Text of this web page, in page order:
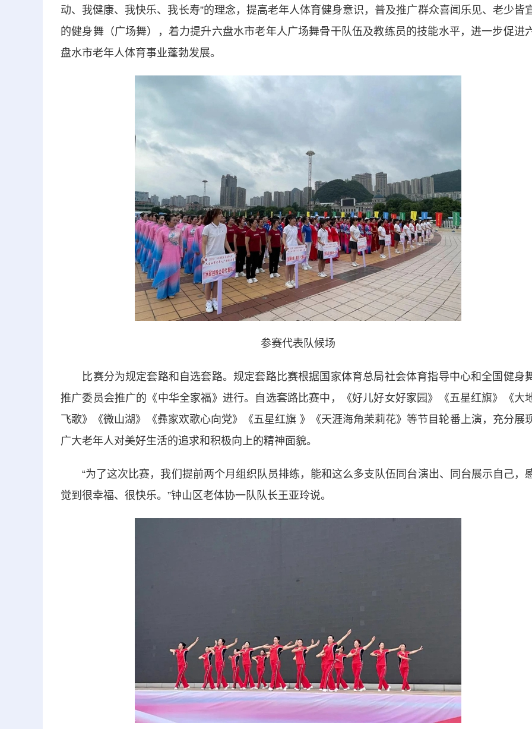
动、我健康、我快乐、我长寿”的理念，提高老年人体育健身意识，普及推广群众喜闻乐见、老少皆
的健身舞（广场舞），着力提升六盘水市老年人广场舞骨干队伍及教练员的技能水平，进一步促进
盘水市老年人体育事业蓬勃发展。
参赛代表队候场
比赛分为规定套路和自选套路。规定套路比赛根据国家体育总局社会体育指导中心和全国健身
推广委员会推广的《中华全家福》进行。自选套路比赛中，《好儿好女好家园》《五星红旗》《大
飞歌》《微山湖》《彝家欢歌心向党》《五星红旗 》《天涯海角茉莉花》等节目轮番上演，充分展
广大老年人对美好生活的追求和积极向上的精神面貌。
“为了这次比赛，我们提前两个月组织队员排练，能和这么多支队伍同台演出、同台展示自己，
觉到很幸福、很快乐。”钟山区老体协一队队长王亚玲说。